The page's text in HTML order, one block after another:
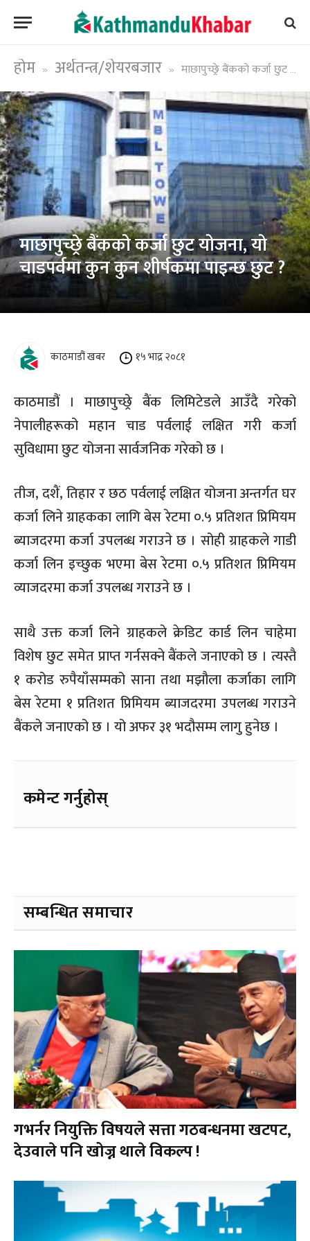
होम » अर्थतन्त्र/शेयरबजार » माछापुच्छ्रे बैंकको कर्जा छुट योजना, यो चाडपर्वमा कुन कुन शीर्षकमा पाइन्छ छुट ?
माछापुच्छ्रे बैंकको कर्जा छुट योजना, यो
चाडपर्वमा कुन कुन शीर्षकमा पाइन्छ छुट ?
काठमाडौं खबर १५ भाद्र २०८१
काठमाडौं । माछापुच्छ्रे बैंक लिमिटेडले आउँदै गरेको
नेपालीहरूको महान चाड पर्वलाई लक्षित गरी कर्जा
सुविधामा छुट योजना सार्वजनिक गरेको छ ।
तीज, दशैं, तिहार र छठ पर्वलाई लक्षित योजना अन्तर्गत घर
कर्जा लिने ग्राहकका लागि बेस रेटमा ०.५ प्रतिशत प्रिमियम
ब्याजदरमा कर्जा उपलब्ध गराउने छ । सोही ग्राहकले गाडी
कर्जा लिन इच्छुक भएमा बेस रेटमा ०.५ प्रतिशत प्रिमियम
व्याजदरमा कर्जा उपलब्ध गराउने छ ।
साथै उक्त कर्जा लिने ग्राहकले क्रेडिट कार्ड लिन चाहेमा
विशेष छुट समेत प्राप्त गर्नसक्ने बैंकले जनाएको छ । त्यस्तै
१ करोड रुपैयाँसम्मको साना तथा मझौला कर्जाका लागि
बेस रेटमा १ प्रतिशत प्रिमियम ब्याजदरमा उपलब्ध गराउने
बैंकले जनाएको छ । यो अफर ३१ भदौसम्म लागु हुनेछ ।
कमेन्ट गर्नुहोस्
सम्बन्धित समाचार
गभर्नर नियुक्ति विषयले सत्ता गठबन्धनमा खटपट,
देउवाले पनि खोज्न थाले विकल्प !